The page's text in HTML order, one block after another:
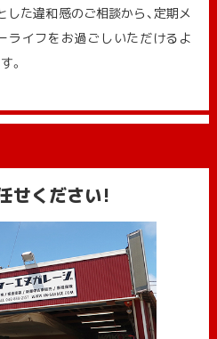
た違和感のご相談から、定期メ
ライフをお過ごしいただけるよ
。
せください!